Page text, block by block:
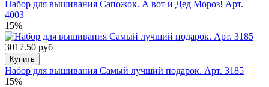
Набор для вышивания Сапожок. А вот и Дед Мороз! Арт.
4003
15%
3017.50 руб
Купить
Набор для вышивания Самый лучший подарок. Арт. 3185
15%